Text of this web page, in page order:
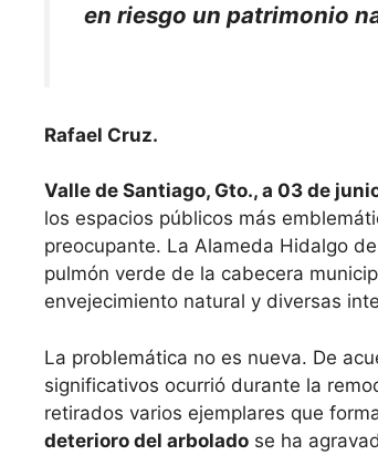
en riesgo un patrimonio
Rafael Cruz.
Valle de Santiago, Gto., a 03 de
los espacios públicos más
preocupante. La Alameda Hidalgo
pulmón verde de la cabecera
envejecimiento natural y diversas
La problemática no es nueva. De
significativos ocurrió durante la
retirados varios ejemplares que
deterioro del arbolado se ha